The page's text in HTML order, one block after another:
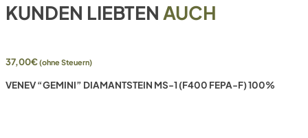
KUNDEN LIEBTEN AUCH
37,00€(ohne Steuern)
VENEV “GEMINI” DIAMANTSTEIN MS-1 (F400 FEPA-F) 100%